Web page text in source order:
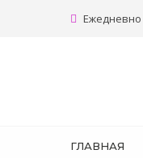
Ежедневно
ГЛАВНАЯ